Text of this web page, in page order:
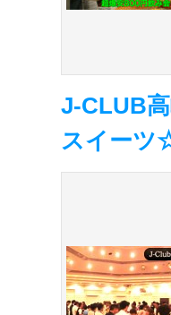
J-CLUB
スイーツ